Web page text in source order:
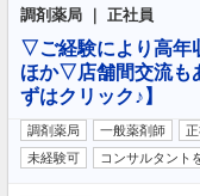
調剤薬局 ｜ 正社員
▽ご経験により高年
ほか▽店舗間交流も
ずはクリック♪】
調剤薬局 一般薬剤師
未経験可
コンサルタント